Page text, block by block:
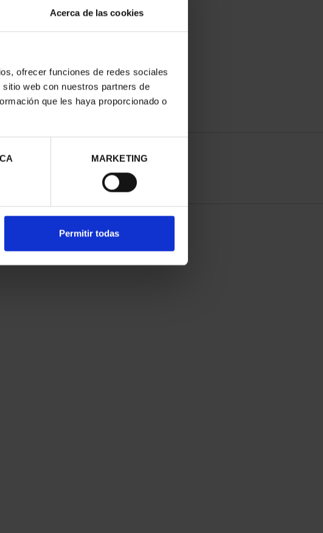
Acerca de las cookies
ofrecer funciones de redes sociales
web con nuestros partners de
que les haya proporcionado o
MARKETING
Permitir todas
275 ANIVERSARIO DE GOYA-